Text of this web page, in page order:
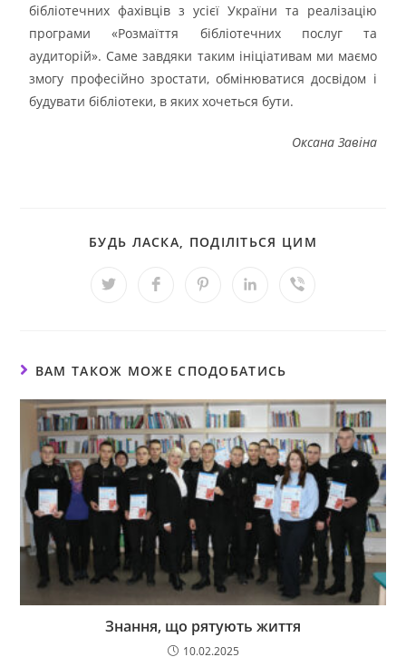
бібліотечних фахівців з усієї України та реалізацію
програми «Розмаїття бібліотечних послуг та
аудиторій». Саме завдяки таким ініціативам ми маємо
змогу професійно зростати, обмінюватися досвідом і
будувати бібліотеки, в яких хочеться бути.
Оксана Завіна
БУДЬ ЛАСКА, ПОДІЛІТЬСЯ ЦИМ
ВАМ ТАКОЖ МОЖЕ СПОДОБАТИСЬ
Знання, що рятують життя
10.02.2025